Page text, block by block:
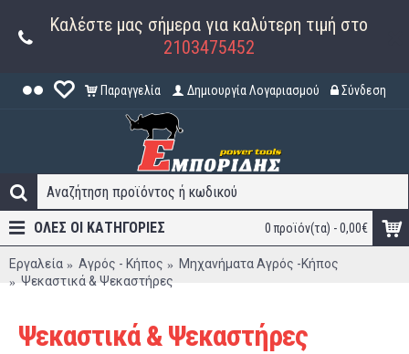
Καλέστε μας σήμερα για καλύτερη τιμή στο
2103475452
Παραγγελία Δημιουργία Λογαριασμού Σύνδεση
0 προϊόν(τα) - 0,00€
ΟΛΕΣ ΟΙ ΚΑΤΗΓΟΡΊΕΣ
Εργαλεία Αγρός - Κήπος
Μηχανήματα Αγρός -Κήπος
Ψεκαστικά & Ψεκαστήρες
Ψεκαστικά & Ψεκαστήρες